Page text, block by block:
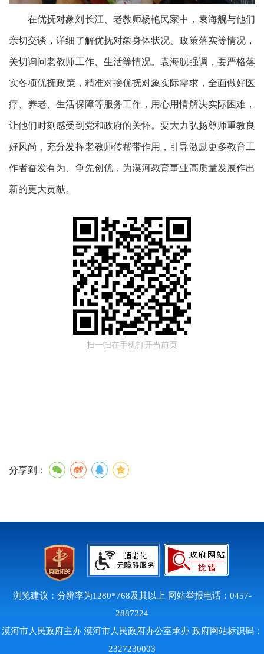
在优抚对象刘长江、老教师杨艳民家中，袁海舰与他们
亲切交谈，详细了解优抚对象身体状况、政策落实等情况，
关切询问老教师工作、生活等情况。袁海舰强调， 要严格落
实各项优抚政策，精准对接优抚对象实际需求，全面做好医
疗、养老、生活保障等服务工作，用心用情解决实际困难 ，
让他们时刻感受到党和政府的关怀。要大力弘扬尊师重教良
好风尚，充分发挥老教师传帮带作用， 引导激励更多教育工
作者奋发有为、争先创优，为漠河教育事业高质量发展作出
新的更大贡献。
扫一扫在手机打开当前页
分享到：
浏览建议：分辨率为1280*768及其以上 网站举报电话：0457-
2887224
漠河市人民政府主办 漠河市人民政府办公室承办 政府网站标识码：
2327230003